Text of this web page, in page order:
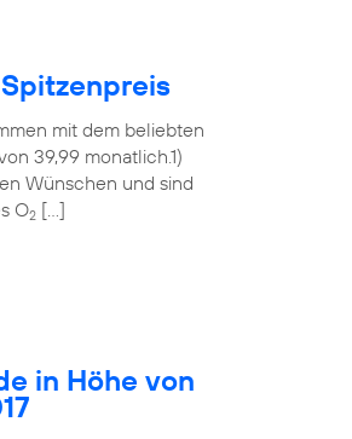
mit dem beliebten
39,99 monatlich.1)
Wünschen und sind
O2 […]
in Höhe von